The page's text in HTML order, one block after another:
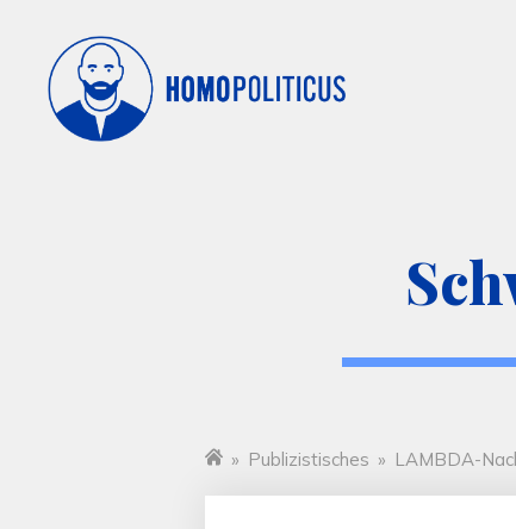
» Publizistisches » LAMBDA-